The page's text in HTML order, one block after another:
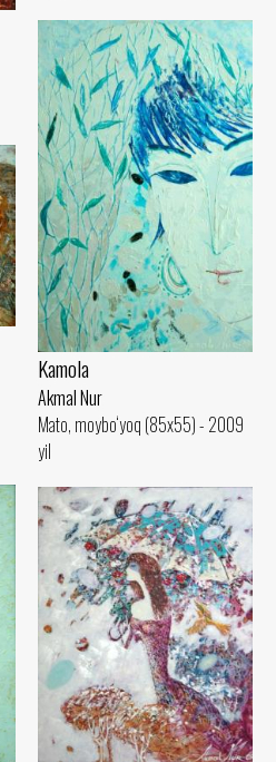
Kamola
Akmal Nur
Mato, moybo‘yoq (85x55) - 2009
yil